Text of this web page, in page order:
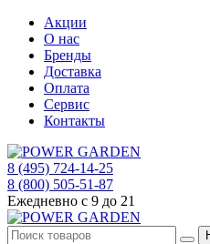
Акции
О нас
Бренды
Доставка
Оплата
Сервис
Контакты
8 (495) 724-14-25
8 (800) 505-51-87
Ежедневно с 9 до 21